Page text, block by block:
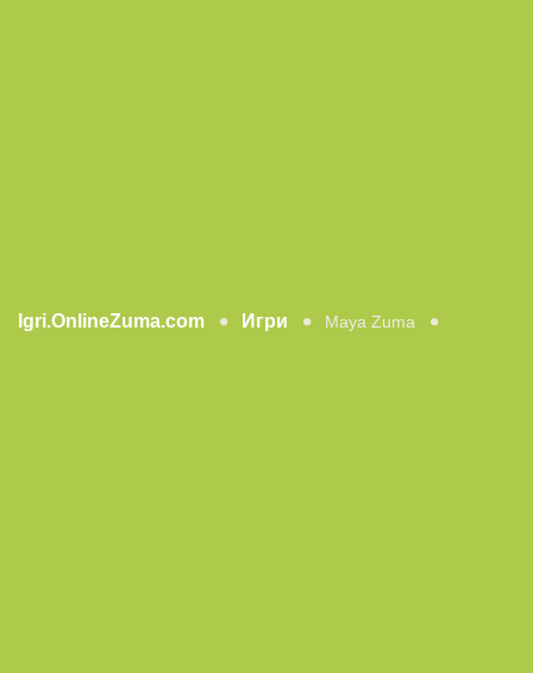
Igri.OnlineZuma.com Игри Maya Zuma